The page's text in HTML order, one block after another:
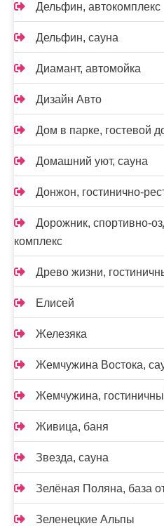
Дельфин, автокомплекс
Дельфин, сауна
Диамант, автомойка
Дизайн Авто
Дом в парке, гостевой
Домашний уют, сауна
Донжон, гостинично-
Дорожник, спортивно-
комплекс
Древо жизни,
Елисей
Железяка
Жемчужина Востока,
Жемчужина,
Живица, баня
Звезда, сауна
Зелёная Поляна, база
Зеленецкие Альпы